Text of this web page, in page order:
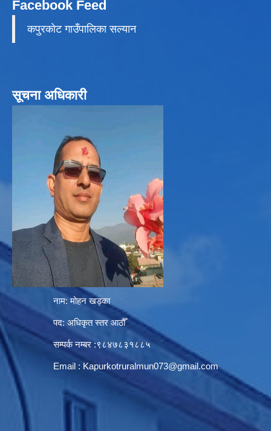
Facebook Feed
कपुरकाेट गाउँपालिका सल्यान
सूचना अधिकारी
नाम: मोहन खड्का
पद: अधिकृत स्तर आठौँ
सम्पर्क नम्बर :९८४७८३१८८५
Email : Kapurkotruralmun073@gmail.com